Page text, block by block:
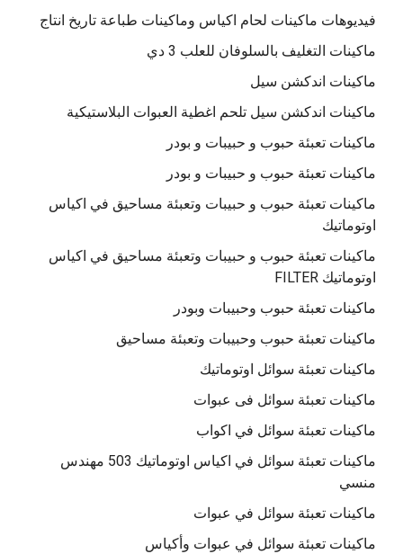
فيديوهات ماكينات لحام اكياس وماكينات طباعة تاريخ انتاج
ماكينات التغليف بالسلوفان للعلب 3 دي
ماكينات اندكشن سيل
ماكينات اندكشن سيل تلحم اغطية العبوات البلاستيكية
ماكينات تعبئة حبوب و حبيبات و بودر
ماكينات تعبئة حبوب و حبيبات و بودر
ماكينات تعبئة حبوب و حبيبات وتعبئة مساحيق في اكياس
اوتوماتيك
ماكينات تعبئة حبوب و حبيبات وتعبئة مساحيق في اكياس
اوتوماتيك FILTER
ماكينات تعبئة حبوب وحبيبات وبودر
ماكينات تعبئة حبوب وحبيبات وتعبئة مساحيق
ماكينات تعبئة سوائل اوتوماتيك
ماكينات تعبئة سوائل فى عبوات
ماكينات تعبئة سوائل في اكواب
ماكينات تعبئة سوائل في اكياس اوتوماتيك 503 مهندس
منسي
ماكينات تعبئة سوائل في عبوات
ماكينات تعبئة سوائل في عبوات وأكياس